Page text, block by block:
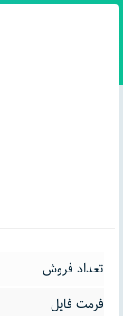
تعداد فروش
فرمت فایل